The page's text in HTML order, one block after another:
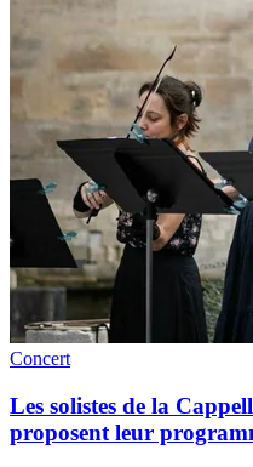
Concert
Les solistes de la
proposent leur